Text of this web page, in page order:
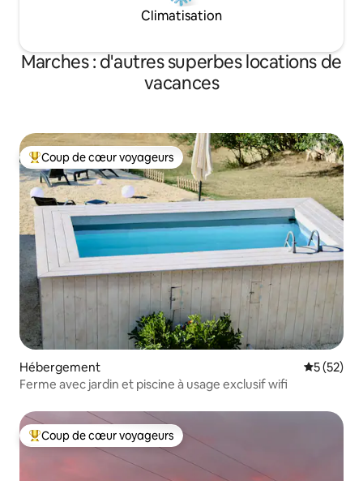
Climatisation
Marches : d'autres superbes locations de
vacances
Coups de cœur voyageurs les plus appréciés
Coup de cœur voyageurs
Hébergement
5 (52)
Ferme avec jardin et piscine à usage exclusif wifi
Coups de cœur voyageurs les plus appréciés
Coup de cœur voyageurs